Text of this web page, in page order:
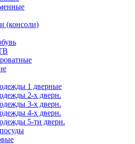
(консоли)
1 дверные
2-х дверн.
3-х дверн.
4-х дверн.
5-ти дверн.